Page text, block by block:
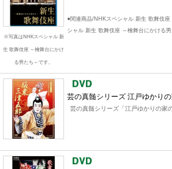
※写真はNHKスペシャル 新
生 歌舞伎座 ～檜舞台にかけ
る男たち～です。
●関連商品/NHKスペシャル 新生 歌舞伎
シャル 新生 歌舞伎座 ～檜舞台にかける男
芸の真髄シリーズ 江戸ゆかり
芸の真髄シリーズ「江戸ゆかりの家